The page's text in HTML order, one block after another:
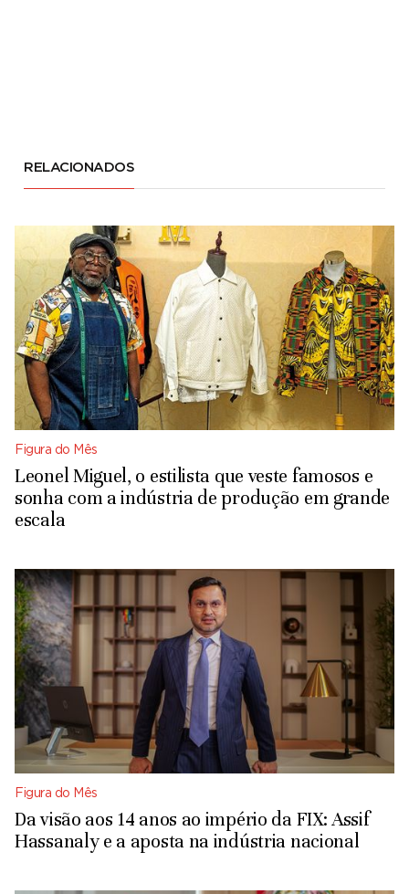
RELACIONADOS
Figura do Mês
Leonel Miguel, o estilista que veste famosos e
sonha com a indústria de produção em grande
escala
Figura do Mês
Da visão aos 14 anos ao império da FIX: Assif
Hassanaly e a aposta na indústria nacional